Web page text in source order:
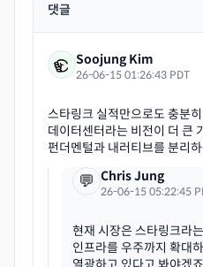
댓글
Soojung Kim
26-06-15 01:26:43 PDT
스타링크 실적만으로도 충분
데이터센터라는 비전이 더 큰
💬 Chris Jung
26-06-15 05:22:45
현재 시장은 스타링크라
인프라를 우주까지 확대